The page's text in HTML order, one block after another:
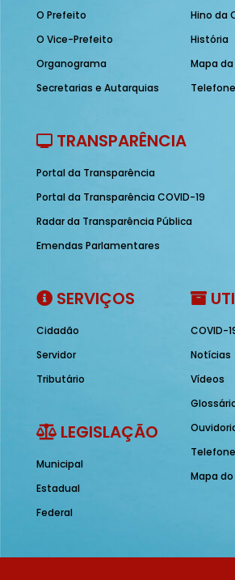
O Prefeito
O Vice-Prefeito
Organograma
Secretarias e Autarquias
Hino da
História
Mapa
TRANSPARÊNCIA
Portal da Transparência
Portal da Transparência COVID-19
Radar da Transparência Pública
Emendas Parlamentares
SERVIÇOS
Cidadão
Servidor
Tributário
LEGISLAÇÃO
Municipal
Estadual
Federal
COVID-
Notícias
Vídeos
Mapa